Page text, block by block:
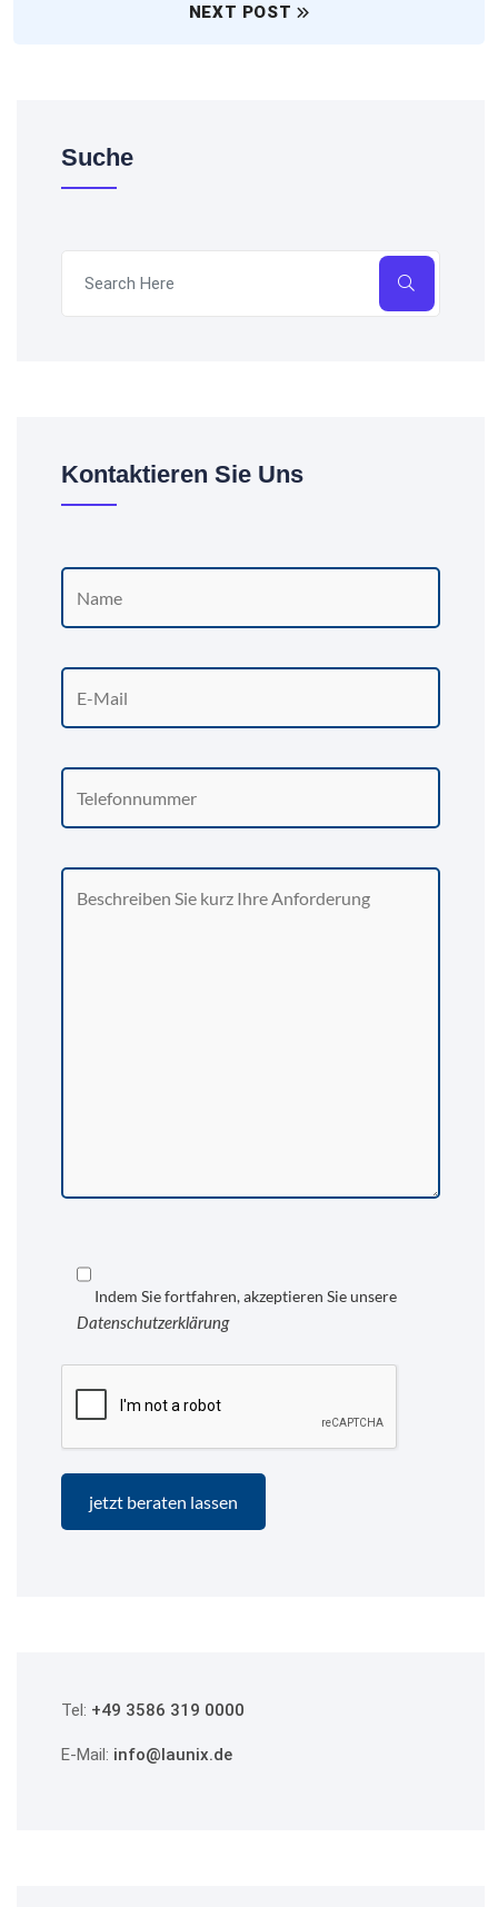
NEXT POST
Suche
Kontaktieren Sie Uns
Indem Sie fortfahren, akzeptieren Sie unsere
Datenschutzerklärung
Tel: +49 3586 319 0000
E-Mail: info@launix.de